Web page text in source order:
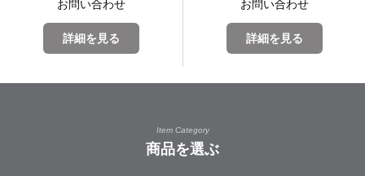
お問い合わせ
詳細を見る
お問い合わせ
詳細を見る
Item Category
商品を選ぶ